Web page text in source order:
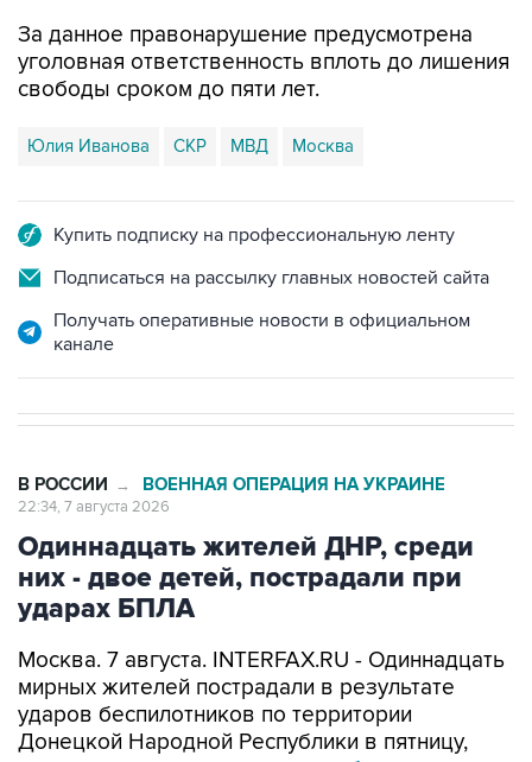
свободы сроком до пяти лет.
Юлия Иванова СКР МВД Москва
Подписаться на рассылку главных новостей сайта
Получать оперативные новости в официальном
Одиннадцать жителей ДНР, среди
них - двое детей, пострадали при
ударах БПЛА
Москва. 7 августа. INTERFAX.RU - Одиннадцать
ударов беспилотников по территории
Донецкой Народной Республики в пятницу,
среди пострадавших - дети,сообщилглава
региона Денис Пушилин.